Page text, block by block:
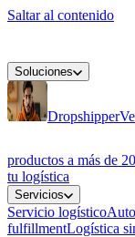
Saltar al contenido
Soluciones
Dropshipper
productos a más de
tu logística
Servicios
Servicio logístico
fulfillmentLogística